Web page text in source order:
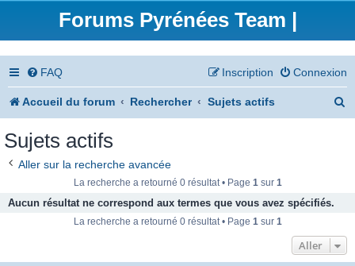
Forums Pyrénées Team |
FAQ Connexion
Inscription
Accueil du forum Rechercher Sujets actifs
Sujets actifs
Aller sur la recherche avancée
La recherche a retourné 0 résultat • Page 1sur 1
Aucun résultat ne correspond aux termes que vous avez spécifiés.
La recherche a retourné 0 résultat • Page 1sur 1
Aller